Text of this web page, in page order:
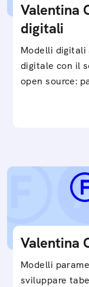
Valentina
digitali
Modelli
digitale con il
open source:
Valentina
Modelli
sviluppare